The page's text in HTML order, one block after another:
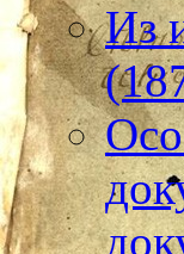
Из